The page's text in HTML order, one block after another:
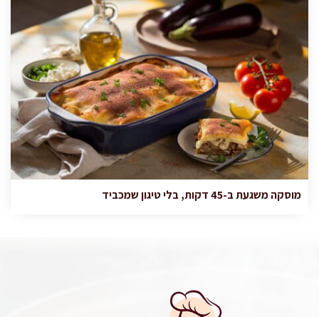
מוסקה משגעת ב-45 דקות, בלי טיגון שמכביד